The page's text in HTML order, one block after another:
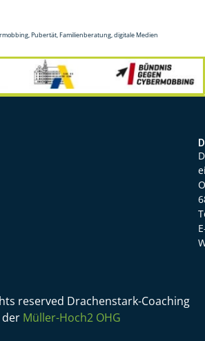
Pubertät, Familienberatung, digitale Medien
reserved Drachenstark-Coaching
der Müller-Hoch2 OHG